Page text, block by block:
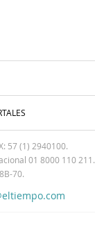
57 (1) 2940100.
01 8000 110 211.
70.